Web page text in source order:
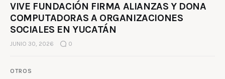
VIVE FUNDACIÓN FIRMA ALIANZAS Y DONA
COMPUTADORAS A ORGANIZACIONES
SOCIALES EN YUCATÁN
JUNIO 30, 2026 0
OTROS